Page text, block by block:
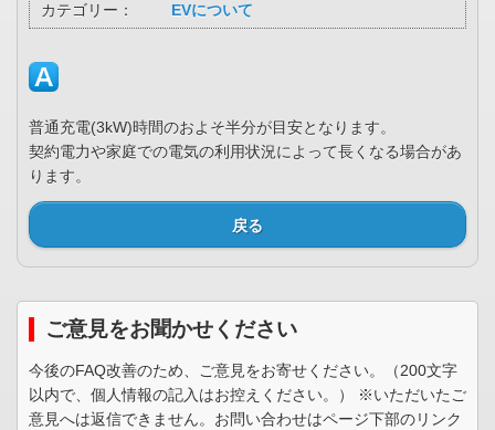
カテゴリー： EVについて
普通充電(3kW)時間のおよそ半分が目安となります。
契約電力や家庭での電気の利用状況によって長くなる場合があ
ります。
戻る
ご意見をお聞かせください
今後のFAQ改善のため、ご意見をお寄せください。（200文字
以内で、個人情報の記入はお控えください。） ※いただいたご
意見へは返信できません。お問い合わせはページ下部のリンク